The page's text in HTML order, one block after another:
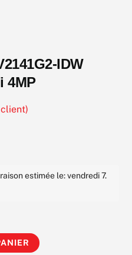
IDW
4MP
estimée le: vendredi 7.